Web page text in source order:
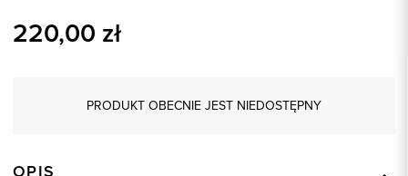
220,00 zł
PRODUKT OBECNIE JEST NIEDOSTĘPNY
OPIS